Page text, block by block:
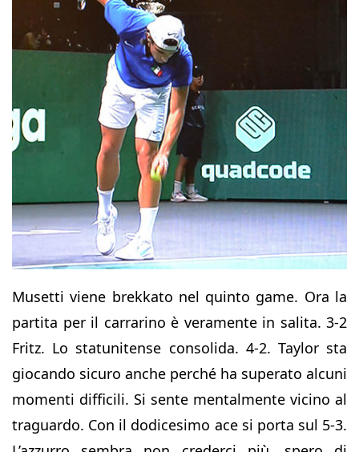
Musetti viene brekkato nel quinto game. Ora la
partita per il carrarino è veramente in salita. 3-2
Fritz. Lo statunitense consolida. 4-2. Taylor sta
giocando sicuro anche perché ha superato alcuni
momenti difficili. Si sente mentalmente vicino al
traguardo. Con il dodicesimo ace si porta sul 5-3.